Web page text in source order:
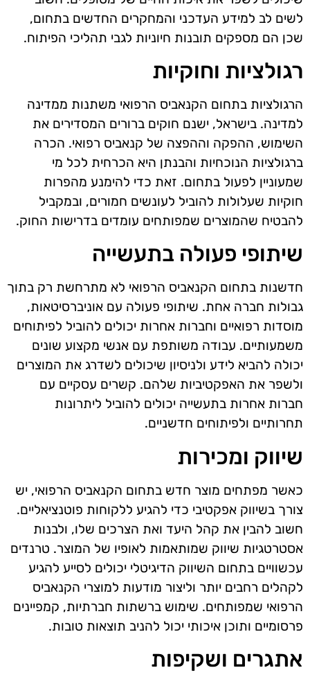
לשים לב למידע העדכני והמחקרים החדשים בתחום,
שכן הם מספקים תובנות חיוניות לגבי תהליכי הפיתוח.
רגולציות וחוקיות
הרגולציות בתחום הקנאביס הרפואי משתנות ממדינה
למדינה. בישראל, ישנם חוקים ברורים המסדירים את
השימוש, ההפקה וההפצה של קנאביס רפואי. הכרה
ברגולציות הנוכחיות והבנתן היא הכרחית לכל מי
שמעוניין לפעול בתחום. זאת כדי להימנע מהפרות
חוקיות שעלולות להוביל לעונשים חמורים, ובמקביל
להבטיח שהמוצרים שמפותחים עומדים בדרישות החוק.
שיתופי פעולה בתעשייה
חדשנות בתחום הקנאביס הרפואי לא מתרחשת רק בתוך
גבולות חברה אחת. שיתופי פעולה עם אוניברסיטאות,
מוסדות רפואיים וחברות אחרות יכולים להוביל לפיתוחים
משמעותיים. עבודה משותפת עם אנשי מקצוע שונים
יכולה להביא לידע ולניסיון שיכולים לשדרג את המוצרים
ולשפר את האפקטיביות שלהם. קשרים עסקיים עם
חברות אחרות בתעשייה יכולים להוביל ליתרונות
תחרותיים ולפיתוחים חדשניים.
שיווק ומכירות
כאשר מפתחים מוצר חדש בתחום הקנאביס הרפואי, יש
צורך בשיווק אפקטיבי כדי להגיע ללקוחות פוטנציאליים.
חשוב להבין את קהל היעד ואת הצרכים שלו, ולבנות
אסטרטגיות שיווק שמותאמות לאופיו של המוצר. טרנדים
עכשוויים בתחום השיווק הדיגיטלי יכולים לסייע להגיע
לקהלים רחבים יותר וליצור מודעות למוצרי הקנאביס
הרפואי שמפותחים. שימוש ברשתות חברתיות, קמפיינים
פרסומיים ותוכן איכותי יכול להניב תוצאות טובות.
אתגרים ושקיפות